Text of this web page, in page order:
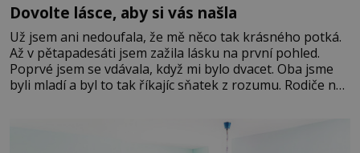
Dovolte lásce, aby si vás našla
Už jsem ani nedoufala, že mě něco tak krásného potká.
Až v pětapadesáti jsem zažila lásku na první pohled.
Poprvé jsem se vdávala, když mi bylo dvacet. Oba jsme
byli mladí a byl to tak říkajíc sňatek z rozumu. Rodiče nás